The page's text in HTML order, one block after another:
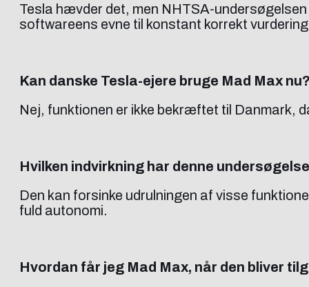
Tesla hævder det, men NHTSA-
softwareens evne til konstant korrekt
Kan danske Tesla-ejere bruge Mad Max
Nej, funktionen er ikke bekræftet til Danmark,
Hvilken indvirkning har denne
Den kan forsinke udrulningen af visse
fuld autonomi.
Hvordan får jeg Mad Max, når den bliver